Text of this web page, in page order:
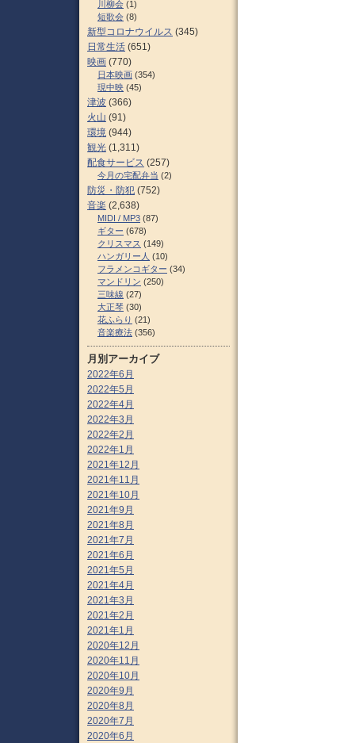
川柳会 (1)
短歌会 (8)
新型コロナウイルス (345)
日常生活 (651)
映画 (770)
日本映画 (354)
現中映 (45)
津波 (366)
火山 (91)
環境 (944)
観光 (1,311)
配食サービス (257)
今月の宅配弁当 (2)
防災・防犯 (752)
音楽 (2,638)
MIDI / MP3 (87)
ギター (678)
クリスマス (149)
ハンガリー人 (10)
フラメンコギター (34)
マンドリン (250)
三味線 (27)
大正琴 (30)
花ふらり (21)
音楽療法 (356)
月別アーカイブ
2022年6月
2022年5月
2022年4月
2022年3月
2022年2月
2022年1月
2021年12月
2021年11月
2021年10月
2021年9月
2021年8月
2021年7月
2021年6月
2021年5月
2021年4月
2021年3月
2021年2月
2021年1月
2020年12月
2020年11月
2020年10月
2020年9月
2020年8月
2020年7月
2020年6月